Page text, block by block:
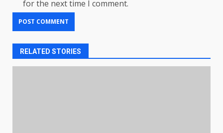
for the next time I comment.
RELATED STORIES